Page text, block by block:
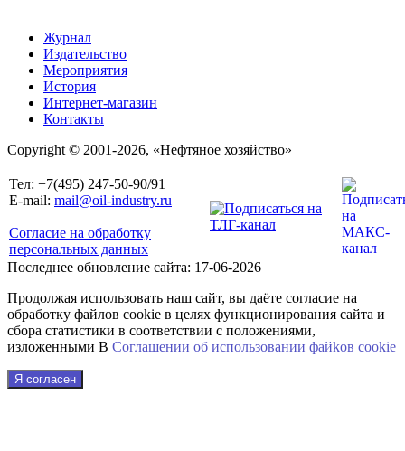
Журнал
Издательство
Мероприятия
История
Интернет-магазин
Контакты
Copyright © 2001-2026, «Нефтяное хозяйство»
Тел: +7(495) 247-50-90/91
E-mail: mail@oil-industry.ru
Согласие на обработку
персональных данных
Последнее обновление сайта: 17-06-2026
Продолжая использовать наш сайт, вы даёте согласие на
обработку файлов cookie в целях функционирования сайта и
сбора статистики в соответствии с положениями,
изложенными В Соглашении об использовании файkов cookie
Я согласен